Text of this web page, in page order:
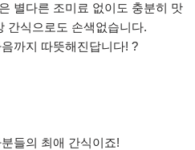
별다른 조미료 없이도 충분히 맛
간식으로도 손색없습니다.
까지 따뜻해진답니다! ?
들의 최애 간식이죠!